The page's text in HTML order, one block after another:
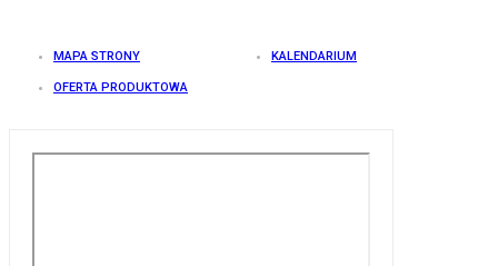
MAPA STRONY KALENDARIUM
OFERTA PRODUKTOWA